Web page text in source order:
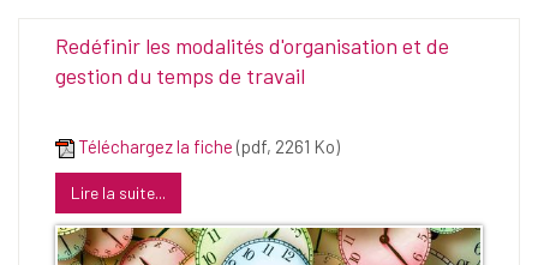
Redéfinir les modalités d'organisation et de
gestion du temps de travail
Téléchargez la fiche (pdf, 2261 Ko)
Lire la suite...